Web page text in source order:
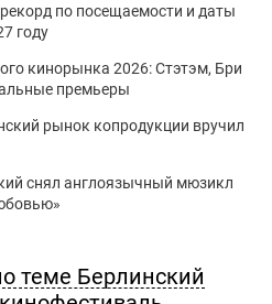
по посещаемости и даты
году
кинорынка 2026: Стэтэм, Бри
премьеры
рынок копродукции вручил
снял англоязычный мюзикл
теме Берлинский